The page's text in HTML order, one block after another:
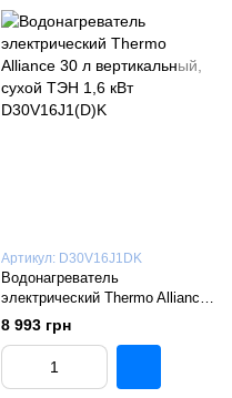
Артикул: D30V16J1DK
Водонагреватель
электрический Thermo Alliance
30 л вертикальный, сухой ТЭН
1,6 кВт D30V16J1(D)K
8 993 грн